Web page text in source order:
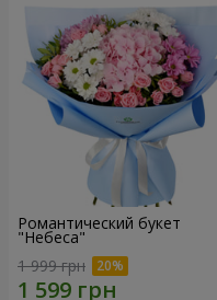
Романтический букет
"Небеса"
1 999 грн